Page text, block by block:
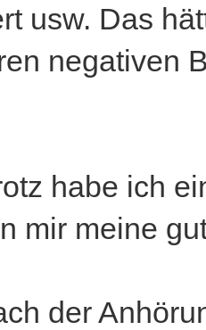
usw. Das
negativen
habe ich
mir meine
der